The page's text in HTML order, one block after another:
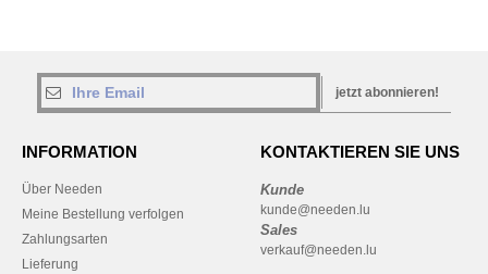
jetzt abonnieren!
INFORMATION
Über Needen
Meine Bestellung verfolgen
Zahlungsarten
Lieferung
KONTAKTIEREN SIE UNS
Kunde
kunde@needen.lu
Sales
verkauf@needen.lu